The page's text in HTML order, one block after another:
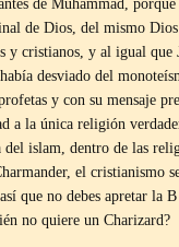
de Muhammad,
de Dios, del mismo
y cristianos, y al igual que
desviado del
y con su mensaje
a la única religión
del islam, dentro de las
el cristianismo
que no debes apretar la
no quiere un Charizard?